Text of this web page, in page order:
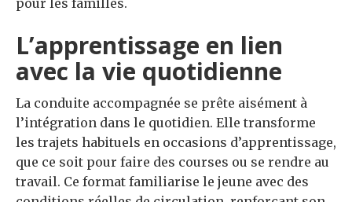
L’apprentissage en lien
avec la vie quotidienne
La conduite accompagnée se prête aisément à
l’intégration dans le quotidien. Elle transforme
les trajets habituels en occasions d’apprentissage,
que ce soit pour faire des courses ou se rendre au
travail. Ce format familiarise le jeune avec des